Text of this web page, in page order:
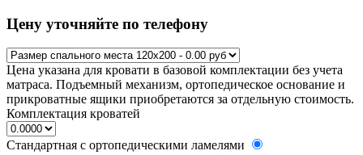
Цену уточняйте по телефону
Цена указана для кровати в базовой комплектации без учета
матраса. Подъемный механизм, ортопедическое основание и
прикроватные ящики приобретаются за отдельную стоимость.
Комплектация кроватей
Стандартная с ортопедическими ламелями